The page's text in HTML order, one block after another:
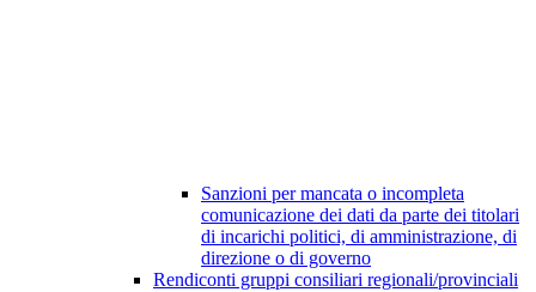
Sanzioni per mancata o incompleta
comunicazione dei dati da parte dei titolari
di incarichi politici, di amministrazione, di
direzione o di governo
Rendiconti gruppi consiliari regionali/provinciali